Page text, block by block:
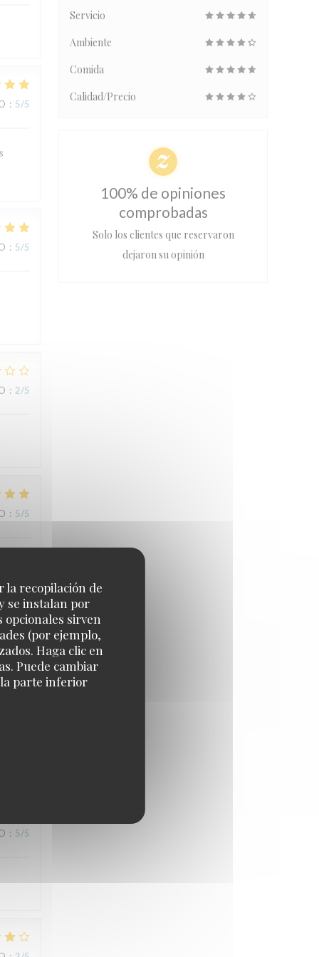
la recopilación de
se instalan por
opcionales sirven
(por ejemplo,
Haga clic en
Puede cambiar
la parte inferior
: 5/5
: 5/5
: 2/5
: 5/5
: 5/5
: 5/5
Servicio
Ambiente
Comida
Calidad/Precio
100% de opiniones
comprobadas
Solo los clientes que reservaron
dejaron su opinión